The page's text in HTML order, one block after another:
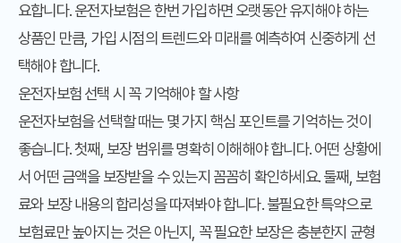
요합니다. 운전자보험은 한번 가입하면 오랫동안 유지해야 하는
상품인 만큼, 가입 시점의 트렌드와 미래를 예측하여 신중하게 선
택해야 합니다.
운전자보험 선택 시 꼭 기억해야 할 사항
운전자보험을 선택할 때는 몇 가지 핵심 포인트를 기억하는 것이
좋습니다. 첫째, 보장 범위를 명확히 이해해야 합니다. 어떤 상황에
서 어떤 금액을 보장받을 수 있는지 꼼꼼히 확인하세요. 둘째, 보험
료와 보장 내용의 합리성을 따져봐야 합니다. 불필요한 특약으로
보험료만 높아지는 것은 아닌지, 꼭 필요한 보장은 충분한지 균형